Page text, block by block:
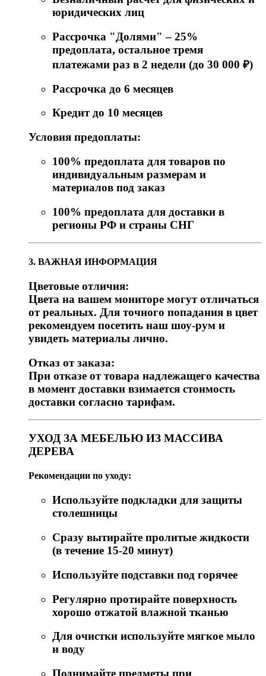
юридических лиц
Рассрочка "Долями" – 25%
предоплата, остальное тремя
платежами раз в 2 недели (до 30 000 ₽)
Рассрочка до 6 месяцев
Кредит до 10 месяцев
Условия предоплаты:
100% предоплата для товаров по
индивидуальным размерам и
материалов под заказ
100% предоплата для доставки в
регионы РФ и страны СНГ
3. ВАЖНАЯ ИНФОРМАЦИЯ
Цветовые отличия:
Цвета на вашем мониторе могут отличаться
от реальных. Для точного попадания в цвет
рекомендуем посетить наш шоу-рум и
увидеть материалы лично.
Отказ от заказа:
При отказе от товара надлежащего качества
в момент доставки взимается стоимость
доставки согласно тарифам.
УХОД ЗА МЕБЕЛЬЮ ИЗ МАССИВА
ДЕРЕВА
Рекомендации по уходу:
Используйте подкладки для защиты
столешницы
Сразу вытирайте пролитые жидкости
(в течение 15-20 минут)
Используйте подставки под горячее
Регулярно протирайте поверхность
хорошо отжатой влажной тканью
Для очистки используйте мягкое мыло
и воду
Поднимайте предметы при